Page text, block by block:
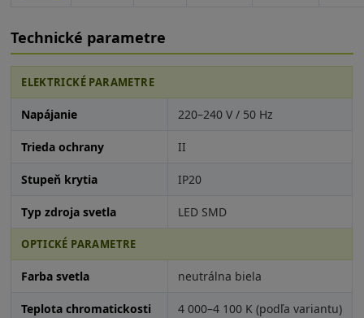
Technické parametre
ELEKTRICKÉ PARAMETRE
Napájanie 220–240 V / 50 Hz
Trieda ochrany II
Stupeň krytia IP20
Typ zdroja svetla LED SMD
OPTICKÉ PARAMETRE
Farba svetla neutrálna biela
Teplota chromatickosti 4 000–4 100 K (podľa variantu)